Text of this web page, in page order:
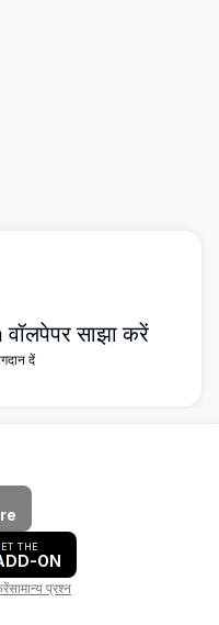
साझा करें
दें
THE
ON
सामान्य प्रश्न